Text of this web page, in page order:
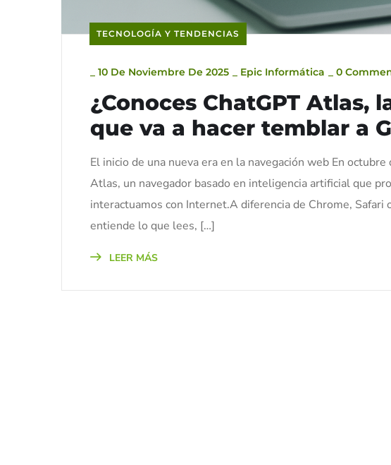
TECNOLOGÍA Y TENDENCIAS
10 De Noviembre De 2025 Epic Informática 0
¿Conoces ChatGPT Atlas,
que va a hacer temblar a
El inicio de una nueva era en la navegación web En
Atlas, un navegador basado en inteligencia artificial que
interactuamos con Internet.A diferencia de Chrome,
entiende lo que lees, […]
LEER MÁS